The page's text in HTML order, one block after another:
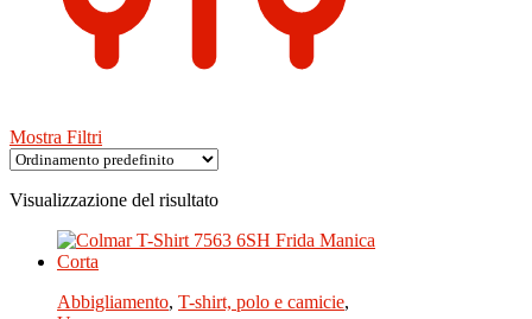
Mostra Filtri
Visualizzazione del risultato
Abbigliamento, T-shirt, polo e camicie,